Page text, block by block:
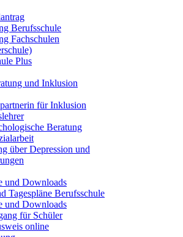
Berufsschule
Fachschulen
Plus
und Inklusion
für Inklusion
Beratung
über Depression und
und Downloads
Tagespläne Berufsschule
und Downloads
für Schüler
online